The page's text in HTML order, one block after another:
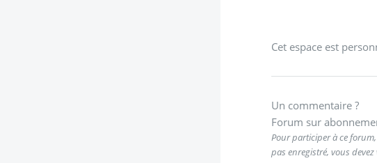
Cet espace est
Un commentaire ?
Forum sur
Pour participer à ce
pas enregistré, vous